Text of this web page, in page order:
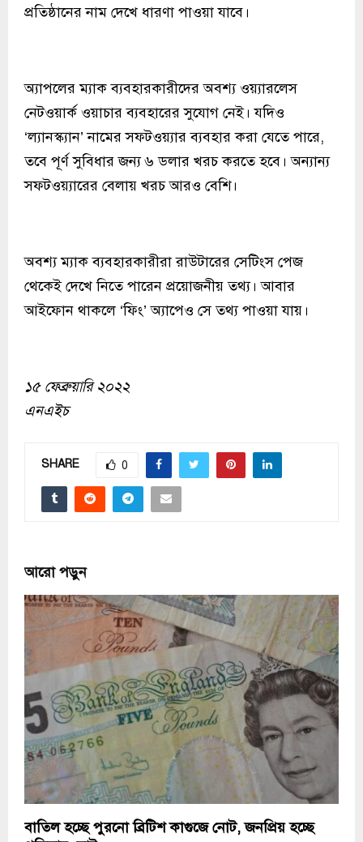
প্রতিষ্ঠানের নাম দেখে ধারণা পাওয়া যাবে।
অ্যাপলের ম্যাক ব্যবহারকারীদের অবশ্য ওয়্যারলেস
নেটওয়ার্ক ওয়াচার ব্যবহারের সুযোগ নেই। যদিও
‘ল্যানস্ক্যান’ নামের সফটওয়্যার ব্যবহার করা যেতে পারে,
তবে পূর্ণ সুবিধার জন্য ৬ ডলার খরচ করতে হবে। অন্যান্য
সফটওয়্যারের বেলায় খরচ আরও বেশি।
অবশ্য ম্যাক ব্যবহারকারীরা রাউটারের সেটিংস পেজ
থেকেই দেখে নিতে পারেন প্রয়োজনীয় তথ্য। আবার
আইফোন থাকলে ‘ফিং’ অ্যাপেও সে তথ্য পাওয়া যায়।
১৫ ফেব্রুয়ারি ২০২২
এনএইচ
SHARE 0
আরো পড়ুন
বাতিল হচ্ছে পুরনো ব্রিটিশ কাগুজে নোট, জনপ্রিয় হচ্ছে